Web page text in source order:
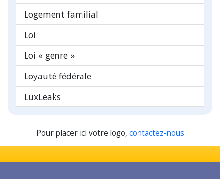
Logement familial
Loi
Loi « genre »
Loyauté fédérale
LuxLeaks
Pour placer ici votre logo, contactez-nous